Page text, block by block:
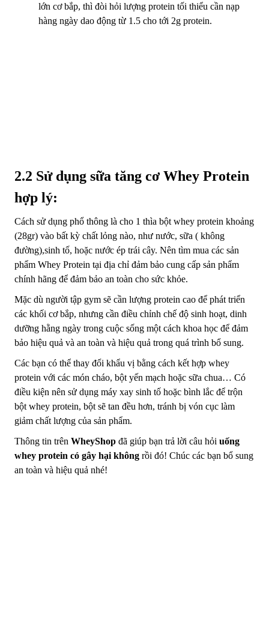
lớn cơ bắp, thì đòi hỏi lượng protein tối thiểu cần nạp
hàng ngày dao động từ 1.5 cho tới 2g protein.
2.2 Sử dụng sữa tăng cơ Whey Protein
hợp lý:
Cách sử dụng phổ thông là cho 1 thìa bột whey protein khoảng
(28gr) vào bất kỳ chất lỏng nào, như nước, sữa ( không
đường),sinh tố, hoặc nước ép trái cây. Nên tìm mua các sản
phẩm Whey Protein tại địa chỉ đảm bảo cung cấp sản phẩm
chính hãng để đảm bảo an toàn cho sức khỏe.
Mặc dù người tập gym sẽ cần lượng protein cao để phát triển
các khối cơ bắp, nhưng cần điều chỉnh chế độ sinh hoạt, dinh
dưỡng hằng ngày trong cuộc sống một cách khoa học để đảm
bảo hiệu quả và an toàn và hiệu quả trong quá trình bổ sung.
Các bạn có thể thay đổi khẩu vị bằng cách kết hợp whey
protein với các món cháo, bột yến mạch hoặc sữa chua… Có
điều kiện nên sử dụng máy xay sinh tố hoặc bình lắc để trộn
bột whey protein, bột sẽ tan đều hơn, tránh bị vón cục làm
giảm chất lượng của sản phẩm.
Thông tin trên WheyShop đã giúp bạn trả lời câu hỏi uống
whey protein có gây hại không rồi đó! Chúc các bạn bổ sung
an toàn và hiệu quả nhé!